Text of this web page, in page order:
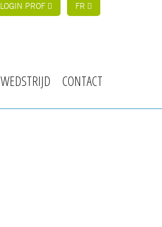
LOGIN PROF FR
WEDSTRIJD CONTACT